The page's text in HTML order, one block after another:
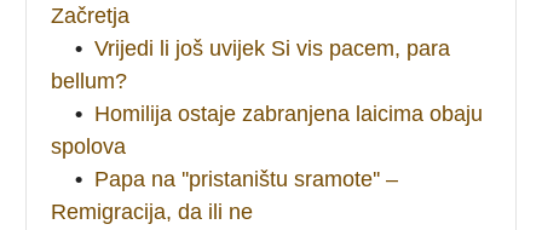
Začretja
• Vrijedi li još uvijek Si vis pacem, para
bellum?
• Homilija ostaje zabranjena laicima obaju
spolova
• Papa na ''pristaništu sramote'' –
Remigracija, da ili ne